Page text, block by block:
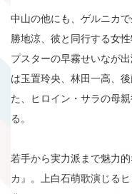
中山の他にも、ゲルニカ
勝地涼、彼と同行する女
プスターの早霧せいなが
は玉置玲央、林田一高、
た、ヒロイン・サラの母
る。
若手から実力派まで魅力
カ』。上白石萌歌演じる